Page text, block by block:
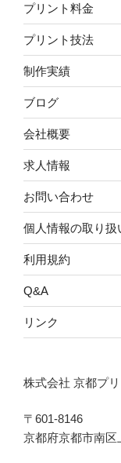
プリント料金
プリント技法
制作実績
ブログ
会社概要
求人情報
お問い合わせ
個人情報の取り扱
利用規約
Q&A
リンク
株式会社 京都プリ
〒601-8146
京都府京都市南区